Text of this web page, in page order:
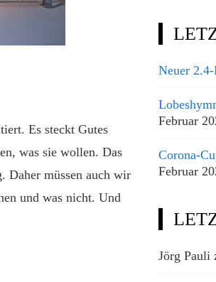
Es steckt Gutes
was sie wollen. Das
Daher müssen auch wir
und was nicht. Und
Neuer
Februar
Corona-
Februar
Jörg Pauli